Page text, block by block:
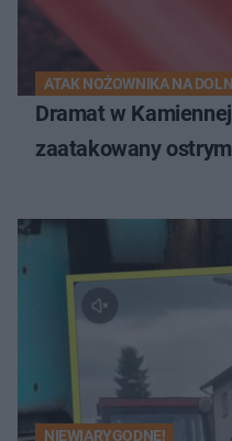
ATAK NOŻOWNIKA NA
Dramat w
zaatakowany
NIEWIARYGODNE!